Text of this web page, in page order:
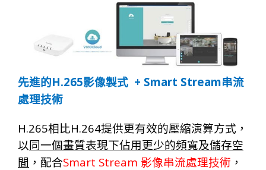
先進的H.265影像製式 + Smart Stream串流
處理技術
H.265相比H.264提供更有效的壓縮演算方式，
以 同一個畫質表現下佔用更少的頻寬及儲存空
間 ，配合Smart Stream 影像串流處理技術 ，